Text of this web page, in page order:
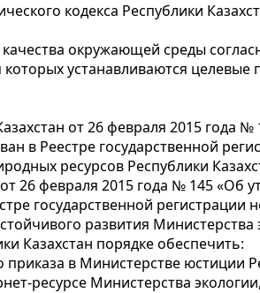
кодекса Республики
окружающей среды
которых устанавливаются
от 26 февраля 2015 года
в Реестре государственной
ресурсов Республики
26 февраля 2015 года № 145 «Об
государственной регистрации
развития
Казахстан порядке обеспечить:
приказа в Министерстве юстиции
ресурсе Министерства